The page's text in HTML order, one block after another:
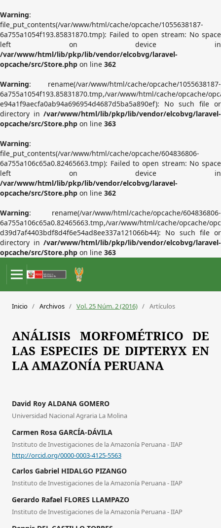
Warning:
file_put_contents(/var/www/html/cache/opcache/1055638187-
6a755a1054f193.85831870.tmp): Failed to open stream: No space
left on device in
/var/www/html/lib/pkp/lib/vendor/elcobvg/laravel-
opcache/src/Store.php on line 362
Warning: rename(/var/www/html/cache/opcache/1055638187-
6a755a1054f193.85831870.tmp,/var/www/html/cache/opcache/
e94a1f9aecfa0ab94a696954d4687d5ba5a890ef): No such file or
directory in /var/www/html/lib/pkp/lib/vendor/elcobvg/laravel-
opcache/src/Store.php on line 363
Warning:
file_put_contents(/var/www/html/cache/opcache/604836806-
6a755a106c65a0.82465663.tmp): Failed to open stream: No space
left on device in
/var/www/html/lib/pkp/lib/vendor/elcobvg/laravel-
opcache/src/Store.php on line 362
Warning: rename(/var/www/html/cache/opcache/604836806-
6a755a106c65a0.82465663.tmp,/var/www/html/cache/opcache/
d39d7af4403bdf8d4f6e54ad8ee337a121066b44): No such file or
directory in /var/www/html/lib/pkp/lib/vendor/elcobvg/laravel-
opcache/src/Store.php on line 363
Inicio / Archivos / Vol. 25 Núm. 2 (2016) / Artículos
ANÁLISIS MORFOMÉTRICO DE
LAS ESPECIES DE DIPTERYX EN
LA AMAZONÍA PERUANA
David Roy ALDANA GOMERO
Universidad Nacional Agraria La Molina
Carmen Rosa GARCÍA-DÁVILA
Instituto de Investigaciones de la Amazonía Peruana - IIAP
http://orcid.org/0000-0003-4125-5563
Carlos Gabriel HIDALGO PIZANGO
Instituto de Investigaciones de la Amazonía Peruana - IIAP
Gerardo Rafael FLORES LLAMPAZO
Instituto de Investigaciones de la Amazonía Peruana - IIAP